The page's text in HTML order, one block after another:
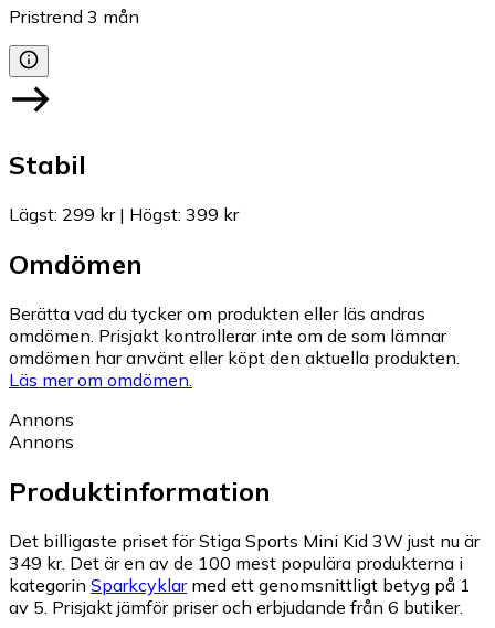
Pristrend 3 mån
Stabil
Lägst: 299 kr| Högst: 399 kr
Omdömen
Berätta vad du tycker om produkten eller läs andras
omdömen. Prisjakt kontrollerar inte om de som lämnar
omdömen har använt eller köpt den aktuella produkten.
Läs mer om omdömen.
Annons
Annons
Produktinformation
Det billigaste priset för Stiga Sports Mini Kid 3W just nu är
349 kr. Det är en av de 100 mest populära produkterna i
kategorin Sparkcyklarmed ett genomsnittligt betyg på 1
av 5. Prisjakt jämför priser och erbjudande från 6 butiker.